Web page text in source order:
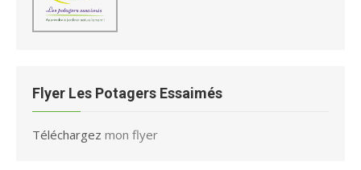
Flyer Les Potagers Essaimés
Téléchargez mon flyer